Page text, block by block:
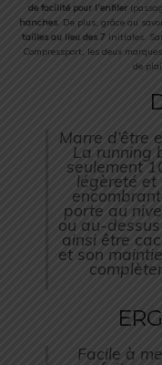
de facilité pour l’enfiler
hanches. De plus, grâce au
tailles au lieu des 7initiales.
Compressport, les deux
de
Marre d’être
La running
seulement
légèreté et
porte au
ou au-
ainsi être
et son
Facile à